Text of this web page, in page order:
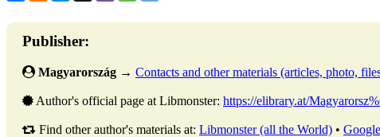
Publisher:
Magyarország → Contacts and other materials (articles, photo,
Author's official page at Libmonster: https://elibrary.at/
Find other author's materials at: Libmonster (all the World) • Google